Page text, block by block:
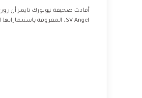
أفادت صحيفة نيويورك تايمز أن
SV Angel، المعروفة باستثماراتها المبكرة…